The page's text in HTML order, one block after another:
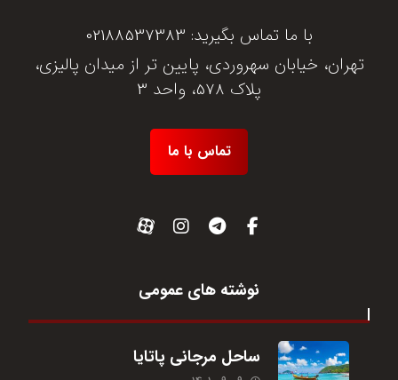
با ما تماس بگیرید: 02188537383
تهران، خیابان سهروردی، پایین تر از میدان پالیزی،
پلاک 578، واحد 3
تماس با ما
نوشته های عمومی
ساحل مرجانی پاتایا